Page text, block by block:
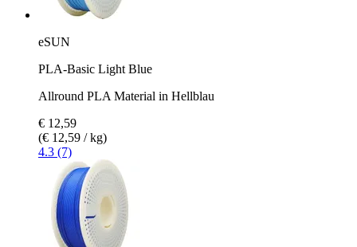
eSUN
PLA-Basic Light Blue
Allround PLA Material in Hellblau
€ 12,59
(€ 12,59 / kg)
4.3 (7)